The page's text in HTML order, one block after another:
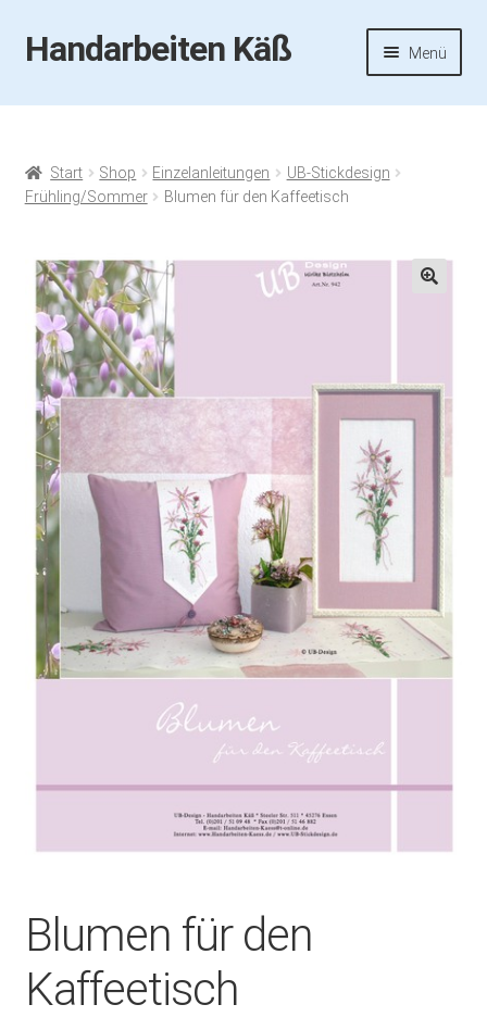
Zur
Navigation
Zum
Inhalt
Handarbeiten Käß Menü
Startseite
Aktuelles
Termine
Handarbeiten-Käß-Shop
Kasse
Mein Konto
Start Shop Einzelanleitungen
UB-Stickdesign
Frühling/Sommer
Blumen für den Kaffeetisch
Blumen für den
Kaffeetisch